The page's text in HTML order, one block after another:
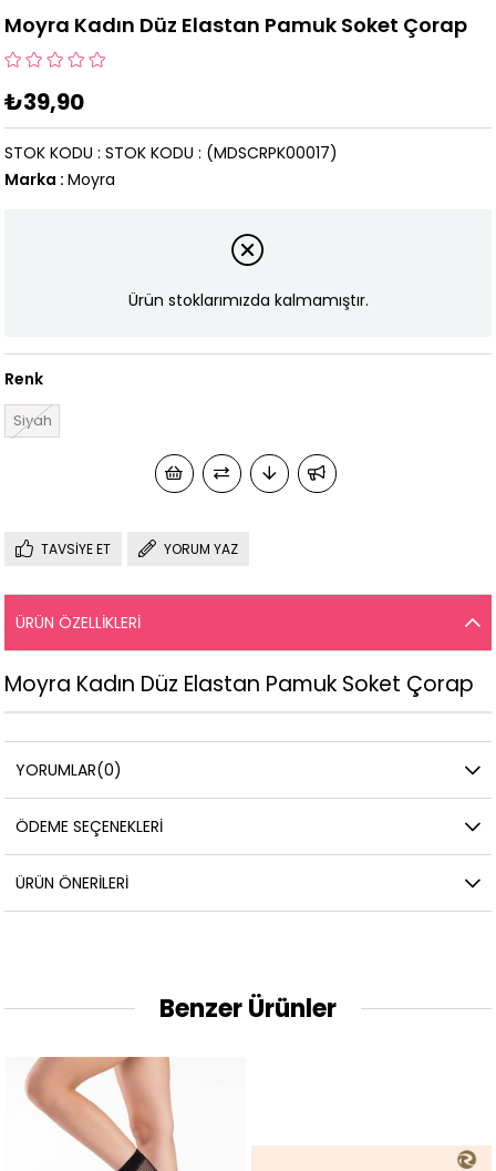
Moyra Kadın Düz Elastan Pamuk Soket Çorap
₺39,90
(MDSCRPK00017)
STOK KODU
STOK KODU
Marka : Moyra
Ürün stoklarımızda kalmamıştır.
Renk
Siyah
TAVSIYE ET YORUM YAZ
ÜRÜN ÖZELLIKLERI
Moyra Kadın Düz Elastan Pamuk Soket Çorap
YORUMLAR(0)
ÖDEME SEÇENEKLERI
ÜRÜN ÖNERILERI
Benzer Ürünler